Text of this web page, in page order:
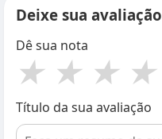
Deixe sua avaliação
Dê sua nota
★ ★ ★ ★
Título da sua avaliação